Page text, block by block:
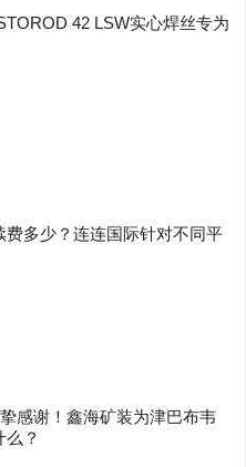
42 LSW实心焊丝专为
费多少？连连国际针对不同平
感谢！鑫海矿装为津巴布韦
？